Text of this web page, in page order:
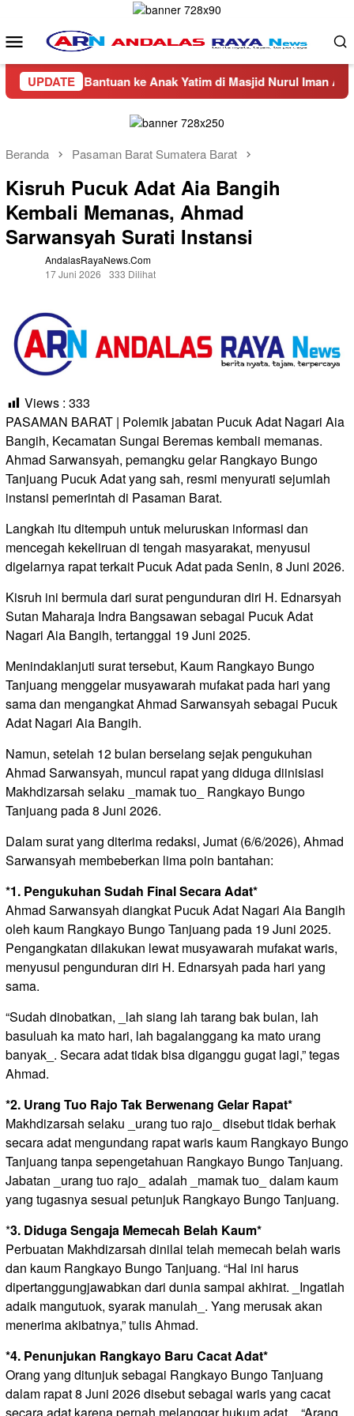
konten
Menu
Mobile
UPDATE
Bantuan ke Anak Yatim di Masjid Nurul Iman Air Napal
Beranda Pasaman Barat Sumatera Barat
Kisruh Pucuk Adat Aia Bangih
Kembali Memanas, Ahmad
Sarwansyah Surati Instansi
AndalasRayaNews.com
17 Juni 2026
333 Dilihat
Views : 333
PASAMAN BARAT | Polemik jabatan Pucuk Adat Nagari Aia
Bangih, Kecamatan Sungai Beremas kembali memanas.
Ahmad Sarwansyah, pemangku gelar Rangkayo Bungo
Tanjuang Pucuk Adat yang sah, resmi menyurati sejumlah
instansi pemerintah di Pasaman Barat.
Langkah itu ditempuh untuk meluruskan informasi dan
mencegah kekeliruan di tengah masyarakat, menyusul
digelarnya rapat terkait Pucuk Adat pada Senin, 8 Juni 2026.
Kisruh ini bermula dari surat pengunduran diri H. Ednarsyah
Sutan Maharaja Indra Bangsawan sebagai Pucuk Adat
Nagari Aia Bangih, tertanggal 19 Juni 2025.
Menindaklanjuti surat tersebut, Kaum Rangkayo Bungo
Tanjuang menggelar musyawarah mufakat pada hari yang
sama dan mengangkat Ahmad Sarwansyah sebagai Pucuk
Adat Nagari Aia Bangih.
Namun, setelah 12 bulan berselang sejak pengukuhan
Ahmad Sarwansyah, muncul rapat yang diduga diinisiasi
Makhdizarsah selaku _mamak tuo_ Rangkayo Bungo
Tanjuang pada 8 Juni 2026.
Dalam surat yang diterima redaksi, Jumat (6/6/2026), Ahmad
Sarwansyah membeberkan lima poin bantahan:
*1. Pengukuhan Sudah Final Secara Adat*
Ahmad Sarwansyah diangkat Pucuk Adat Nagari Aia Bangih
oleh kaum Rangkayo Bungo Tanjuang pada 19 Juni 2025.
Pengangkatan dilakukan lewat musyawarah mufakat waris,
menyusul pengunduran diri H. Ednarsyah pada hari yang
sama.
“Sudah dinobatkan, _lah siang lah tarang bak bulan, lah
basuluah ka mato hari, lah bagalanggang ka mato urang
banyak_. Secara adat tidak bisa diganggu gugat lagi,” tegas
Ahmad.
*2. Urang Tuo Rajo Tak Berwenang Gelar Rapat*
Makhdizarsah selaku _urang tuo rajo_ disebut tidak berhak
secara adat mengundang rapat waris kaum Rangkayo Bungo
Tanjuang tanpa sepengetahuan Rangkayo Bungo Tanjuang.
Jabatan _urang tuo rajo_ adalah _mamak tuo_ dalam kaum
yang tugasnya sesuai petunjuk Rangkayo Bungo Tanjuang.
*3. Diduga Sengaja Memecah Belah Kaum*
Perbuatan Makhdizarsah dinilai telah memecah belah waris
dan kaum Rangkayo Bungo Tanjuang. “Hal ini harus
dipertanggungjawabkan dari dunia sampai akhirat. _Ingatlah
adaik mangutuok, syarak manulah_. Yang merusak akan
menerima akibatnya,” tulis Ahmad.
*4. Penunjukan Rangkayo Baru Cacat Adat*
Orang yang ditunjuk sebagai Rangkayo Bungo Tanjuang
dalam rapat 8 Juni 2026 disebut sebagai waris yang cacat
secara adat karena pernah melanggar hukum adat. _“Arang